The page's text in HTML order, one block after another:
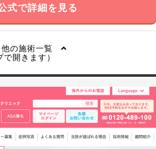
式で詳細を見る
の施術一覧
で開きます）